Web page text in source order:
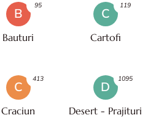
B
Bauturi
95
C
Cartofi
119
C
Craciun
413
D
Desert - Prajituri
1095